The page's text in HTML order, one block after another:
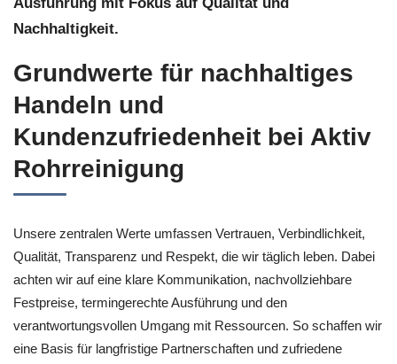
Nachhaltigkeit.
Grundwerte für nachhaltiges
Handeln und
Kundenzufriedenheit bei Aktiv
Rohrreinigung
Unsere zentralen Werte umfassen Vertrauen, Verbindlichkeit,
Qualität, Transparenz und Respekt, die wir täglich leben. Dabei
achten wir auf eine klare Kommunikation, nachvollziehbare
Festpreise, termingerechte Ausführung und den
verantwortungsvollen Umgang mit Ressourcen. So schaffen wir
eine Basis für langfristige Partnerschaften und zufriedene